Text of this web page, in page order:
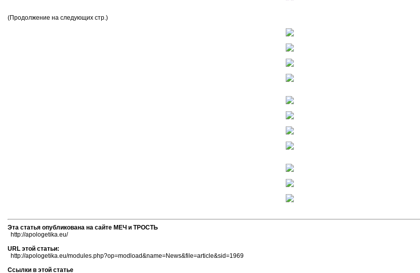
(Продолжение на следующих стр.)
Эта статья опубликована на сайте МЕЧ и ТРОСТЬ
http://apologetika.eu/
URL этой статьи:
http://apologetika.eu/modules.php?op=modload&name=News&file=article&sid=1969
Ссылки в этой статье